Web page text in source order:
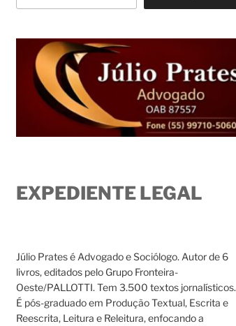
EXPEDIENTE LEGAL
Júlio Prates é Advogado e Sociólogo. Autor de 6
livros, editados pelo Grupo Fronteira-
Oeste/PALLOTTI. Tem 3.500 textos jornalísticos.
É pós-graduado em Produção Textual, Escrita e
Reescrita, Leitura e Releitura, enfocando a